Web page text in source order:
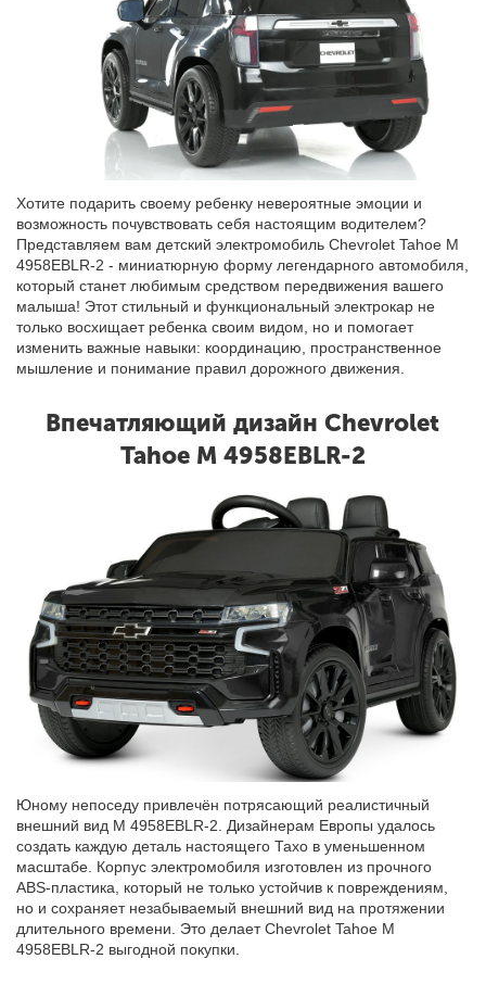
Хотите подарить своему ребенку невероятные эмоции и
возможность почувствовать себя настоящим водителем?
Представляем вам детский электромобиль Chevrolet Tahoe M
4958EBLR-2 - миниатюрную форму легендарного автомобиля,
который станет любимым средством передвижения вашего
малыша! Этот стильный и функциональный электрокар не
только восхищает ребенка своим видом, но и помогает
изменить важные навыки: координацию, пространственное
мышление и понимание правил дорожного движения.
Впечатляющий дизайн Chevrolet
Tahoe M 4958EBLR-2
Юному непоседу привлечён потрясающий реалистичный
внешний вид M 4958EBLR-2. Дизайнерам Европы удалось
создать каждую деталь настоящего Тахо в уменьшенном
масштабе. Корпус электромобиля изготовлен из прочного
ABS-пластика, который не только устойчив к повреждениям,
но и сохраняет незабываемый внешний вид на протяжении
длительного времени. Это делает Chevrolet Tahoe M
4958EBLR-2 выгодной покупки.